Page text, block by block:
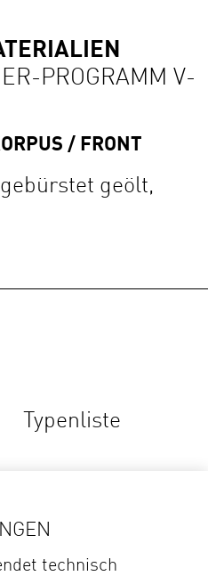
PROGRAMM V-
/ FRONT
geölt,
Typenliste
Produkte aus unserem Sortiment.
technisch